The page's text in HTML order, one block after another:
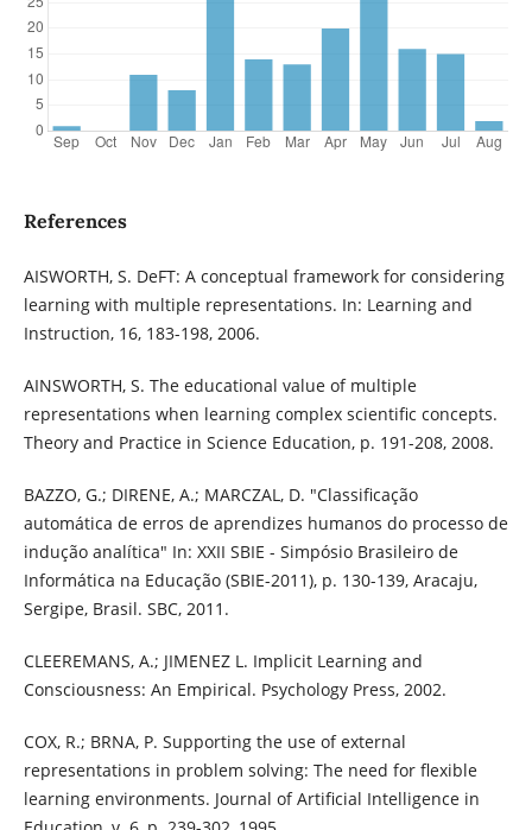
References
AISWORTH, S. DeFT: A conceptual framework for considering
learning with multiple representations. In: Learning and
Instruction, 16, 183-198, 2006.
AINSWORTH, S. The educational value of multiple
representations when learning complex scientific concepts.
Theory and Practice in Science Education, p. 191-208, 2008.
BAZZO, G.; DIRENE, A.; MARCZAL, D. "Classificação
automática de erros de aprendizes humanos do processo de
indução analítica" In: XXII SBIE - Simpósio Brasileiro de
Informática na Educação (SBIE-2011), p. 130-139, Aracaju,
Sergipe, Brasil. SBC, 2011.
CLEEREMANS, A.; JIMENEZ L. Implicit Learning and
Consciousness: An Empirical. Psychology Press, 2002.
COX, R.; BRNA, P. Supporting the use of external
representations in problem solving: The need for flexible
learning environments. Journal of Artificial Intelligence in